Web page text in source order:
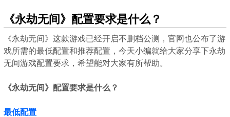
《永劫无间》配置要求是什么？
《永劫无间》这款游戏已经开启不删档公测，官网也公布了游
戏所需的最低配置和推荐配置，今天小编就给大家分享下永劫
无间游戏配置要求，希望能对大家有所帮助。
《永劫无间》配置要求是什么？
最低配置